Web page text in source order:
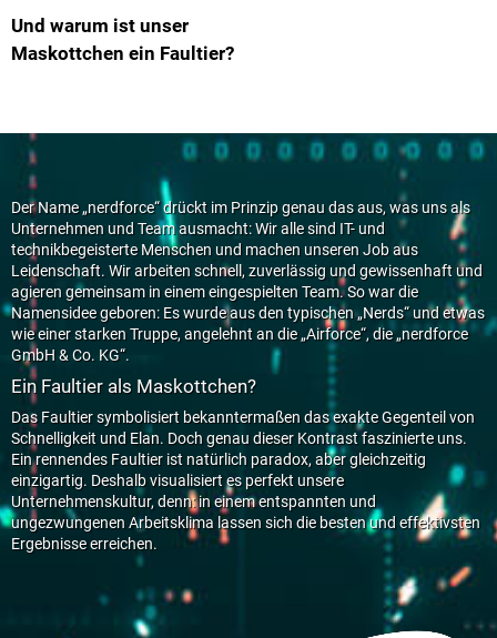
Und warum ist unser
Maskottchen ein Faultier?
Der Name „nerdforce“ drückt im Prinzip genau das aus, was uns als
Unternehmen und Team ausmacht: Wir alle sind IT- und
technikbegeisterte Menschen und machen unseren Job aus
Leidenschaft. Wir arbeiten schnell, zuverlässig und gewissenhaft und
agieren gemeinsam in einem eingespielten Team. So war die
Namensidee geboren: Es wurde aus den typischen „Nerds“ und etwas
wie einer starken Truppe, angelehnt an die „Airforce“, die „nerdforce
GmbH & Co. KG“.
Ein Faultier als Maskottchen?
Das Faultier symbolisiert bekanntermaßen das exakte Gegenteil von
Schnelligkeit und Elan. Doch genau dieser Kontrast faszinierte uns.
Ein rennendes Faultier ist natürlich paradox, aber gleichzeitig
einzigartig. Deshalb visualisiert es perfekt unsere
Unternehmenskultur, denn: in einem entspannten und
ungezwungenen Arbeitsklima lassen sich die besten und effektivsten
Ergebnisse erreichen.